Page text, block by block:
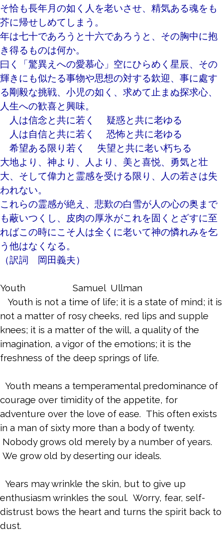
そ恰も長年月の如く人を老いさせ、精気ある魂をも
芥に帰せしめてしまう。
年は七十であろうと十六であろうと、その胸中に抱
き得るものは何か。
曰く「驚異えへの愛慕心」空にひらめく星辰、その
輝きにも似たる事物や思想の対する欽迎、事に處す
る剛毅な挑戦、小児の如く、 求めて止まぬ探求心、
人生への歓喜と興味。
人は信念と共に若く 疑惑と共に老ゆる
人は自信と共に若く 恐怖と共に老ゆる
希望ある限り若く 失望と共に老い朽ちる
大地より、神より、人より、美と喜悦、勇気と壮
大、そして偉力と霊感を受ける限り、人の若さは失
われない。
これらの霊感が絶え、悲歎の白雪が人の心の奥まで
も蔽いつくし、皮肉の厚氷がこれを固くとざすに至
ればこの時にこそ 人は全くに老いて神の憐れみを乞
う他はなくなる。
（訳詞 岡田義夫）
Youth
Samuel Ullman
Youth is not a time of life; it is a state of mind; it is
not a matter of rosy cheeks, red lips and supple
knees; it is a matter of the will, a quality of the
imagination, a vigor of the emotions; it is the
freshness of the deep springs of life.
Youth means a temperamental predominance of
courage over timidity of the appetite, for
adventure over the love of ease. This often exists
in a man of sixty more than a body of twenty.
Nobody grows old merely by a number of years.
We grow old by deserting our ideals.
Years may wrinkle the skin, but to give up
enthusiasm wrinkles the soul. Worry, fear, self-
distrust bows the heart and turns the spirit back to
dust.